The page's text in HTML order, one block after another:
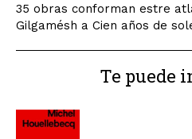
35 obras conforman estre
Gilgamésh a Cien años de
Te puede